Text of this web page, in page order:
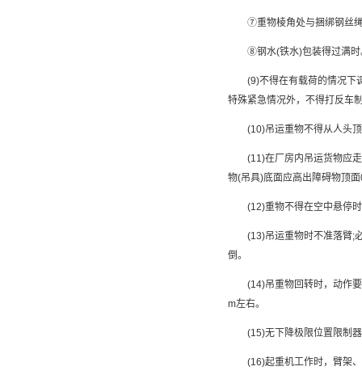
⑦重物棱角处与捆绑钢丝绳
⑧钢水(铁水)包装得过满时
(9)不得在有载荷的情况下调
特殊紧急情况外，不得打反车
(10)吊运重物不得从人头顶
(11)在厂房内吊运货物应走
物(吊具)底面应高出障碍物顶
(12)重物不得在空中悬停时
(13)吊运重物时不准落臂;必
倒。
(14)吊重物回转时，动作要
m左右。
(15)无下降极限位置限制器
(16)起重机工作时，臂架、